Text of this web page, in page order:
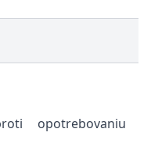
opotrebovaniu